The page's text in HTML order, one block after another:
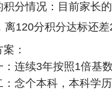
积分情况：目前家长
离120分积分达标还差
：
：连续3年按照1倍基
：念个本科，本科学